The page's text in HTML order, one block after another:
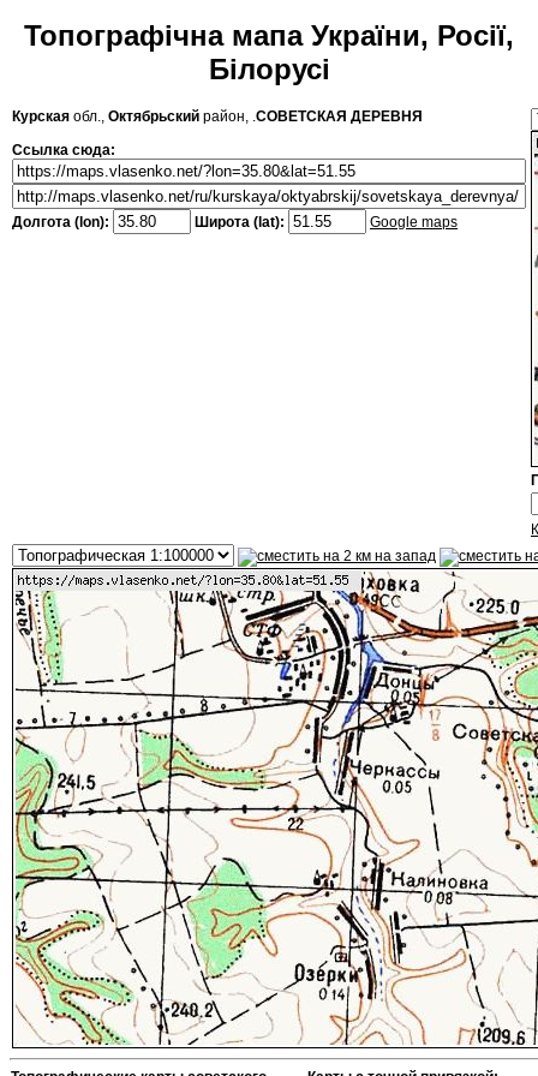
Топографічна мапа України, Росії,
Білорусі
Курская обл., Октябрьский район, .СОВЕТСКАЯ ДЕРЕВНЯ
Ссылка сюда:
Долгота (lon): Широта (lat): Google maps